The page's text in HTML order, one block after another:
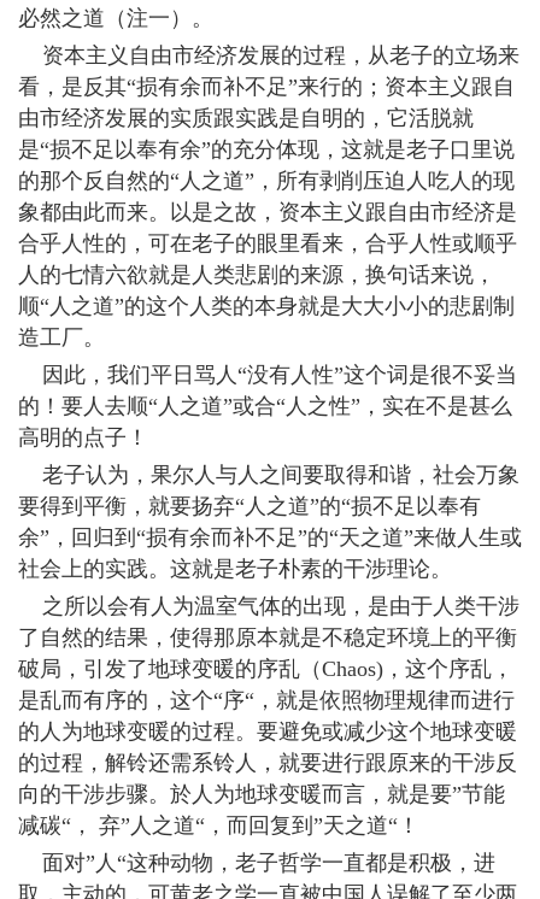
必然之道（注一）。
资本主义自由市经济发展的过程，从老子的立场来
看，是反其“损有余而补不足”来行的；资本主义跟自
由市经济发展的实质跟实践是自明的，它活脱就
是“损不足以奉有余”的充分体现，这就是老子口里说
的那个反自然的“人之道”，所有剥削压迫人吃人的现
象都由此而来。以是之故，资本主义跟自由市经济是
合乎人性的，可在老子的眼里看来，合乎人性或顺乎
人的七情六欲就是人类悲剧的来源，换句话来说，
顺“人之道”的这个人类的本身就是大大小小的悲剧制
造工厂。
因此，我们平日骂人“没有人性”这个词是很不妥当
的！要人去顺“人之道”或合“人之性”，实在不是甚么
高明的点子！
老子认为，果尔人与人之间要取得和谐，社会万象
要得到平衡，就要扬弃“人之道”的“损不足以奉有
余”，回归到“损有余而补不足”的“天之道”来做人生或
社会上的实践。这就是老子朴素的干涉理论。
之所以会有人为温室气体的出现，是由于人类干涉
了自然的结果，使得那原本就是不稳定环境上的平衡
破局，引发了地球变暖的序乱（Chaos)，这个序乱，
是乱而有序的，这个“序“，就是依照物理规律而进行
的人为地球变暖的过程。要避免或减少这个地球变暖
的过程，解铃还需系铃人，就要进行跟原来的干涉反
向的干涉步骤。於人为地球变暖而言，就是要”节能
减碳“， 弃”人之道“，而回复到”天之道“！
面对”人“这种动物，老子哲学一直都是积极，进
取，主动的，可黄老之学一直被中国人误解了至少两